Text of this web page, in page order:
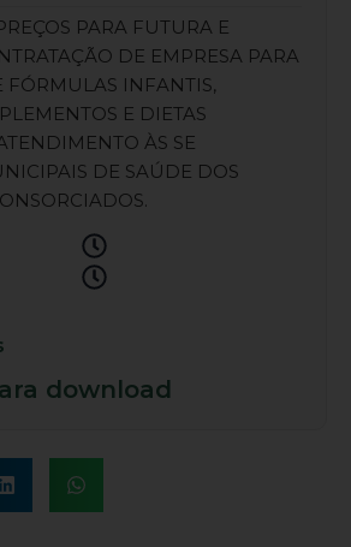
PARA FUTURA E
DE EMPRESA PARA
FÓRMULAS INFANTIS,
E DIETAS
ÀS SE
DE SAÚDE DOS
download